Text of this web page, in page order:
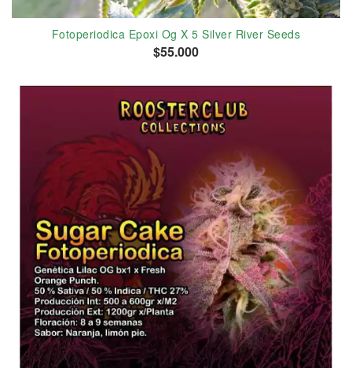
Fotoperiodica Epoxi Og X 5 Silver River Seeds
$55.000